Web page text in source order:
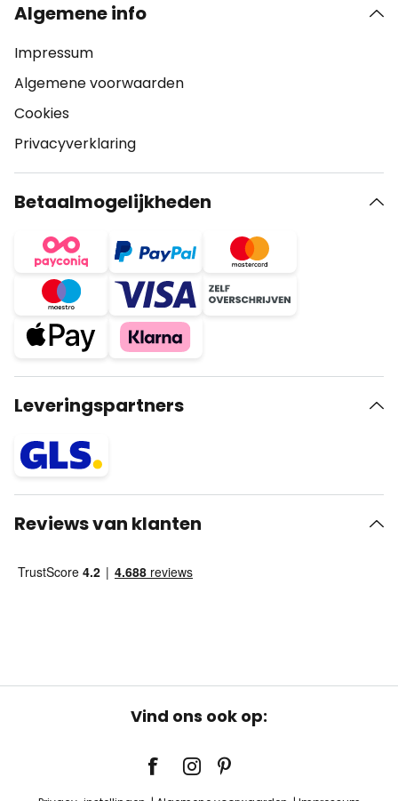
Algemene info
Impressum
Algemene voorwaarden
Cookies
Privacyverklaring
Betaalmogelijkheden
Leveringspartners
Reviews van klanten
Vind ons ook op: